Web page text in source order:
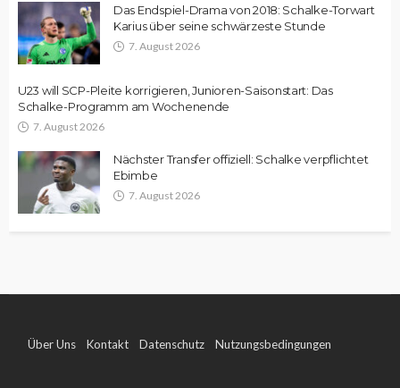
Das Endspiel-Drama von 2018: Schalke-Torwart
Karius über seine schwärzeste Stunde
7. August 2026
U23 will SCP-Pleite korrigieren, Junioren-Saisonstart: Das
Schalke-Programm am Wochenende
7. August 2026
Nächster Transfer offiziell: Schalke verpflichtet
Ebimbe
7. August 2026
Über Uns Kontakt Datenschutz Nutzungsbedingungen